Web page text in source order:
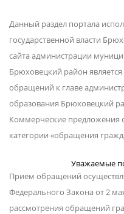
Данный раздел портала
государственной власти
сайта администрации
Брюховецкий район
обращений к главе
образования Брюховецкий
Коммерческие предложения
категории «обращения
Уважаемые
Приём обращений
Федерального Закона от 2
рассмотрения обращений